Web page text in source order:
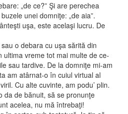
„de ce?” Şi are perechea
unei domniţe: „de aia”.
uşa, este acelaşi lucru. De
o debara cu uşa sărită din
ultima vreme tot mai multe de ce-
sau tardive. De la domniţe mi-am
am atârnat-o în cuiul virtual al
Cu alte cuvinte, am podu’ plin.
da de bănuit, să se pronunţe
acelea, nu mă întrebaţi!